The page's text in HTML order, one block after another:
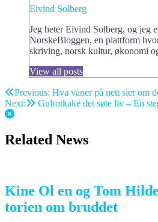
Eivind Solberg
Jeg heter Eivind Solberg, og jeg
NorskeBloggen, en plattform
skriving, norsk kultur, økonomi
View all posts
Post
navigation
Previous: Hva vaner på nett sier om
Next:
Gulrotkake det søte liv – En
Related News
Kine Ol en og Tom
torien om bruddet